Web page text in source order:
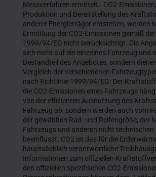
Messverfahren ermittelt.. CO2-
Produktion und Bereitstellung des
anderer Energieträger entstehen, werden
Ermittlung der CO2-Emissionen gemäß
1999/94/EG nicht berücksichtigt. Die
sich nicht auf ein einzelnes Fahrzeug und
Bestandteil des Angebotes, sondern
Vergleich der verschiedenen
nach Richtlinie 1999/94/EG: Der
die CO2-Emissionen eines Fahrzeugs
von der effizienten Ausnutzung des
Fahrzeug ab, sondern werden auch vom
der gewählten Rad- und Reifengröße, der
Fahrzeugs und anderen nicht technischen
beeinflusst. CO2 ist das für die
hauptsächlich verantwortliche
Informationen zum offiziellen
den offiziellen spezifischen CO2-